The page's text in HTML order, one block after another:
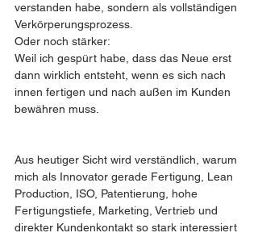
verstanden habe, sondern als vollständigen
Verkörperungsprozess.
Oder noch stärker:
Weil ich gespürt habe, dass das Neue erst
dann wirklich entsteht, wenn es sich nach
innen fertigen und nach außen im Kunden
bewähren muss.
Aus heutiger Sicht wird verständlich, warum
mich als Innovator gerade Fertigung, Lean
Production, ISO, Patentierung, hohe
Fertigungstiefe, Marketing, Vertrieb und
direkter Kundenkontakt so stark interessiert